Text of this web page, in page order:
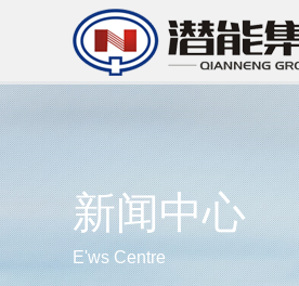
新闻中心
E'ws Centre